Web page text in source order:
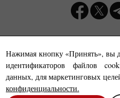
Нажимая кнопку «Принять», вы
идентификаторов файлов
данных, для маркетинговых
конфиденциальности.